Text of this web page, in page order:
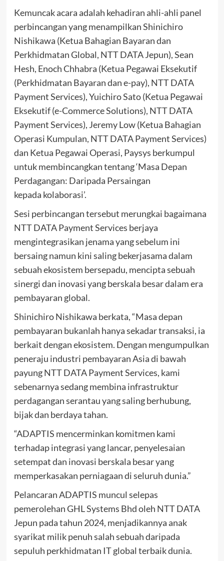
Kemuncak acara adalah kehadiran ahli-ahli panel
perbincangan yang menampilkan Shinichiro
Nishikawa (Ketua Bahagian Bayaran dan
Perkhidmatan Global, NTT DATA Jepun), Sean
Hesh, Enoch Chhabra (Ketua Pegawai Eksekutif
(Perkhidmatan Bayaran dan e-pay), NTT DATA
Payment Services), Yuichiro Sato (Ketua Pegawai
Eksekutif (e-Commerce Solutions), NTT DATA
Payment Services), Jeremy Low (Ketua Bahagian
Operasi Kumpulan, NTT DATA Payment Services)
dan Ketua Pegawai Operasi, Paysys berkumpul
untuk membincangkan tentang ‘Masa Depan
Perdagangan: Daripada Persaingan
kepada kolaborasi’.
Sesi perbincangan tersebut merungkai bagaimana
NTT DATA Payment Services berjaya
mengintegrasikan jenama yang sebelum ini
bersaing namun kini saling bekerjasama dalam
sebuah ekosistem bersepadu, mencipta sebuah
sinergi dan inovasi yang berskala besar dalam era
pembayaran global.
Shinichiro Nishikawa berkata, “Masa depan
pembayaran bukanlah hanya sekadar transaksi, ia
berkait dengan ekosistem. Dengan mengumpulkan
peneraju industri pembayaran Asia di bawah
payung NTT DATA Payment Services, kami
sebenarnya sedang membina infrastruktur
perdagangan serantau yang saling berhubung,
bijak dan berdaya tahan.
“ADAPTIS mencerminkan komitmen kami
terhadap integrasi yang lancar, penyelesaian
setempat dan inovasi berskala besar yang
memperkasakan perniagaan di seluruh dunia.”
Pelancaran ADAPTIS muncul selepas
pemerolehan GHL Systems Bhd oleh NTT DATA
Jepun pada tahun 2024, menjadikannya anak
syarikat milik penuh salah sebuah daripada
sepuluh perkhidmatan IT global terbaik dunia.